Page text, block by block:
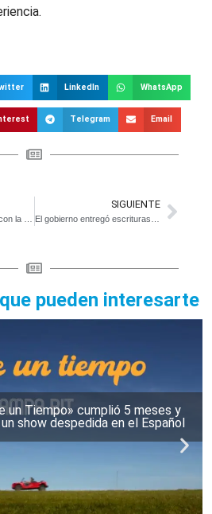
LinkedIn WhatsApp
Telegram Email
SIGUIENTE
pueden interesarte
un Tiempo» cumplió 5 meses y
show despedida en el Español